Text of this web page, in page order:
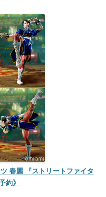
春麗 『ストリートファイタ
約》